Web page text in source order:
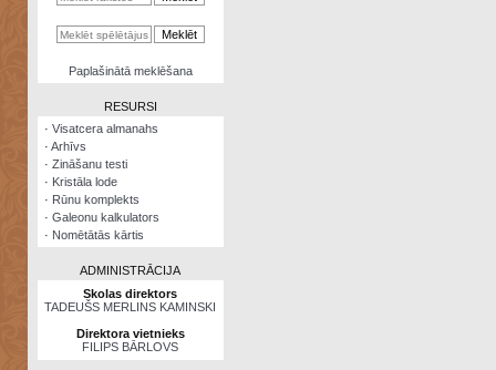
kalkulators
NomētātāsPaplašinātā meklēšana
RESURSI
· Visatcera almanahs
· Arhīvs
· Zināšanu testi
· Kristāla lode
· Rūnu komplekts
· Galeonu kalkulators
· Nomētātās kārtis
ADMINISTRĀCIJA
Skolas direktors
TADEUŠS MERLINS KAMINSKI
Direktora vietnieks
FILIPS BĀRLOVS